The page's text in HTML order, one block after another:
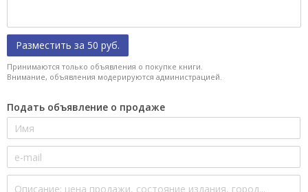
Разместить за 50 руб.
Принимаются только объявления о покупке книги.
Внимание, объявления модерируются администрацией.
Подать объявление о продаже